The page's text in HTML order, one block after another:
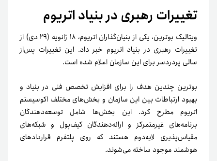
تغییرات رهبری در بنیاد اتریوم
ویتالیک بوترین، یکی از بنیان‌گذاران اتریوم، ۱۸ ژانویه (۲۹ دی) از
تغییرات رهبری در بنیاد اتریوم خبر داد. این تغییرات پس‌از
سالی پردردسر برای این سازمان اعلام شده است.
بوترین چندین هدف را برای افزایش تخصص فنی در بنیاد و
بهبود ارتباطات بین این سازمان و بخش‌های مختلف اکوسیستم
اتریوم مطرح کرد. این بخش‌ها شامل توسعه‌دهندگان
برنامه‌های غیرمتمرکز و ارائه‌دهندگان کیف‌پول و شبکه‌های
مقیاس‌پذیری لایه‌دوم هستند که روی پلتفرم قراردادهای
هوشمند موجود ساخته می‌شوند.